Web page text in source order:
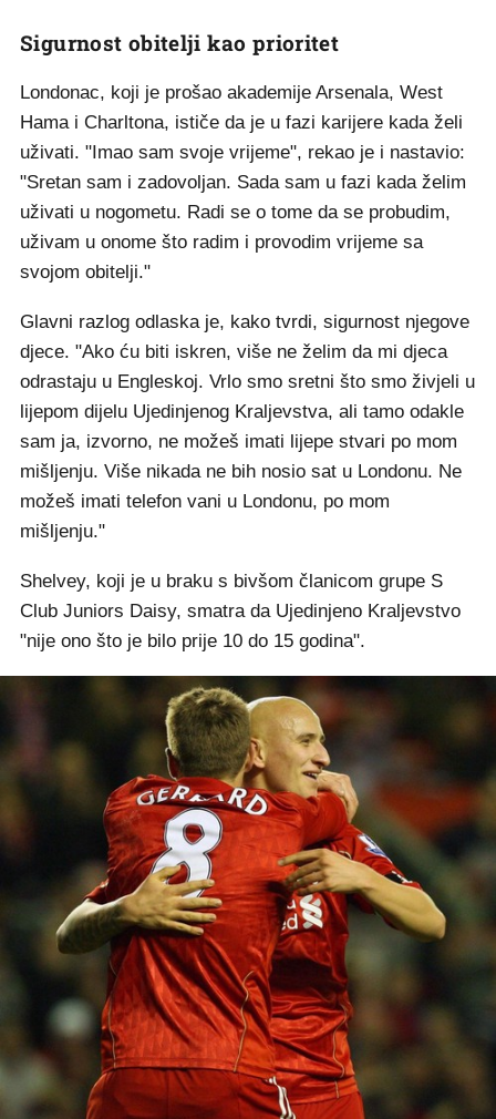
Sigurnost obitelji kao prioritet
Londonac, koji je prošao akademije Arsenala, West
Hama i Charltona, ističe da je u fazi karijere kada želi
uživati. "Imao sam svoje vrijeme", rekao je i nastavio:
"Sretan sam i zadovoljan. Sada sam u fazi kada želim
uživati u nogometu. Radi se o tome da se probudim,
uživam u onome što radim i provodim vrijeme sa
svojom obitelji."
Glavni razlog odlaska je, kako tvrdi, sigurnost njegove
djece. "Ako ću biti iskren, više ne želim da mi djeca
odrastaju u Engleskoj. Vrlo smo sretni što smo živjeli u
lijepom dijelu Ujedinjenog Kraljevstva, ali tamo odakle
sam ja, izvorno, ne možeš imati lijepe stvari po mom
mišljenju. Više nikada ne bih nosio sat u Londonu. Ne
možeš imati telefon vani u Londonu, po mom
mišljenju."
Shelvey, koji je u braku s bivšom članicom grupe S
Club Juniors Daisy, smatra da Ujedinjeno Kraljevstvo
"nije ono što je bilo prije 10 do 15 godina".